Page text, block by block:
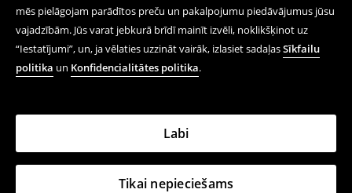
mēs pielāgojam parādītos preču un pakalpojumu piedāvājumus jūsu
vajadzībām. Jūs varat jebkurā brīdī mainīt izvēli, noklikšķinot uz
“Iestatījumi”, un, ja vēlaties uzzināt vairāk, izlasiet sadaļasSīkfailu
politika un Konfidencialitātes politika.
Tikai nepieciešams
Labi